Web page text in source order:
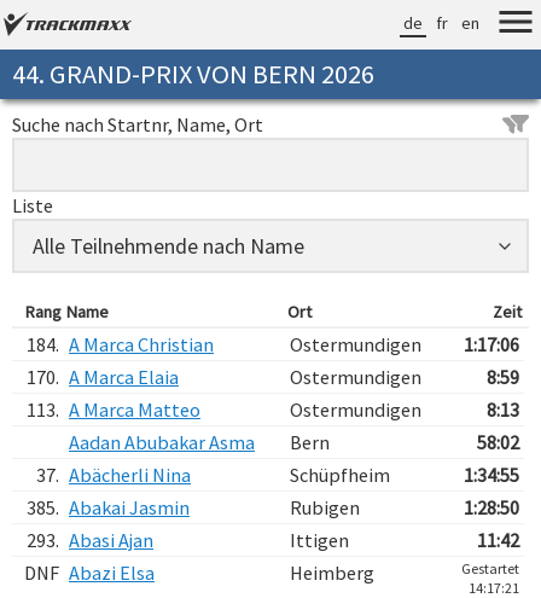
de fr en
44. GRAND-PRIX VON BERN 2026
Suche nach Startnr, Name, Ort
Liste
Rang Name Ort Zeit
184. A Marca Christian Ostermundigen
1:17:06
170. A Marca Elaia Ostermundigen
8:59
113. A Marca Matteo Ostermundigen
8:13
Aadan Abubakar Asma
Bern
58:02
37. Abächerli Nina Schüpfheim
1:34:55
385. Abakai Jasmin Rubigen
1:28:50
293. Abasi Ajan Ittigen
11:42
DNF Abazi Elsa Heimberg
Gestartet
14:17:21